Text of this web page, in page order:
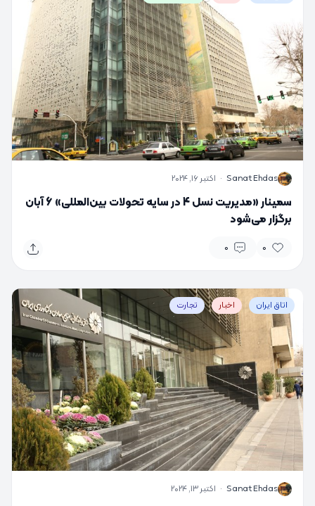
S
Sanat Ehdas
· اکتبر 16, 2024
سمینار «مدیریت نسل 4 در سایه تحولات بین‌المللی» 6 آبان
برگزار می‌شود
0
0
اتاق ایران اخبار تجارت
S
Sanat Ehdas
· اکتبر 13, 2024